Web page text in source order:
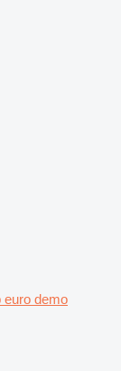
euro demo